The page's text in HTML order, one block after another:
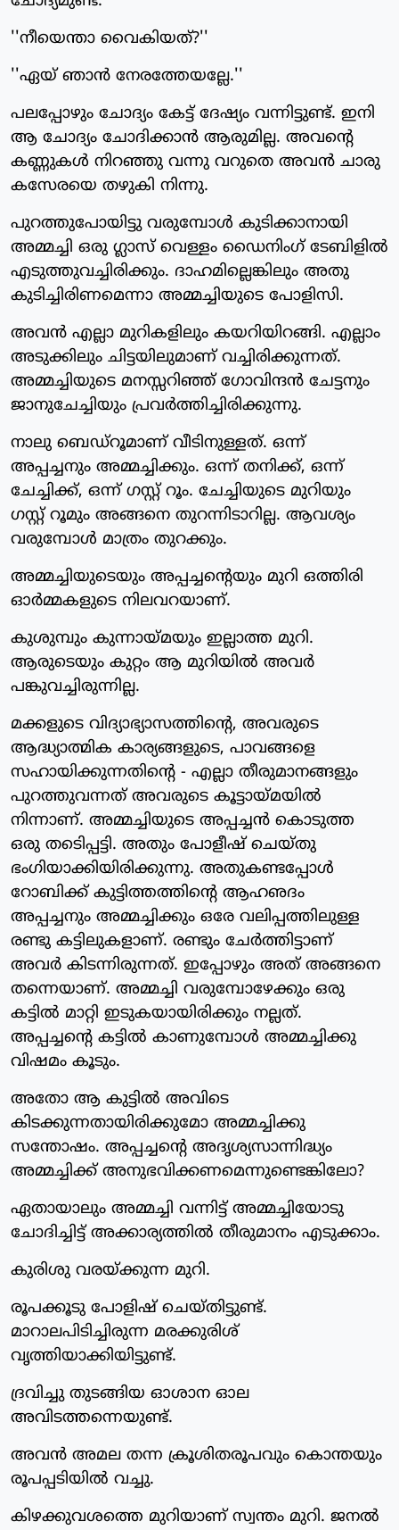
''നീയെന്താ വൈകിയത്?''
''ഏയ് ഞാന്‍ നേരത്തേയല്ലേ.''
പലപ്പോഴും ചോദ്യം കേട്ട് ദേഷ്യം വന്നിട്ടുണ്ട്. ഇനി
ആ ചോദ്യം ചോദിക്കാന്‍ ആരുമില്ല. അവന്റെ
കണ്ണുകള്‍ നിറഞ്ഞു വന്നു വറുതെ അവന്‍ ചാരു
കസേരയെ തഴുകി നിന്നു.
പുറത്തുപോയിട്ടു വരുമ്പോള്‍ കുടിക്കാനായി
അമ്മച്ചി ഒരു ഗ്ലാസ് വെള്ളം ഡൈനിംഗ് ടേബിളില്‍
എടുത്തുവച്ചിരിക്കും. ദാഹമില്ലെങ്കിലും അതു
കുടിച്ചിരിണമെന്നാ അമ്മച്ചിയുടെ പോളിസി.
അവന്‍ എല്ലാ മുറികളിലും കയറിയിറങ്ങി. എല്ലാം
അടുക്കിലും ചിട്ടയിലുമാണ് വച്ചിരിക്കുന്നത്.
അമ്മച്ചിയുടെ മനസ്സറിഞ്ഞ് ഗോവിന്ദന്‍ ചേട്ടനും
ജാനുചേച്ചിയും പ്രവര്‍ത്തിച്ചിരിക്കുന്നു.
നാലു ബെഡ്‌റൂമാണ് വീടിനുള്ളത്. ഒന്ന്
അപ്പച്ചനും അമ്മച്ചിക്കും. ഒന്ന് തനിക്ക്, ഒന്ന്
ചേച്ചിക്ക്, ഒന്ന് ഗസ്റ്റ് റൂം. ചേച്ചിയുടെ മുറിയും
ഗസ്റ്റ് റൂമും അങ്ങനെ തുറന്നിടാറില്ല. ആവശ്യം
വരുമ്പോള്‍ മാത്രം തുറക്കും.
അമ്മച്ചിയുടെയും അപ്പച്ചന്റെയും മുറി ഒത്തിരി
ഓര്‍മ്മകളുടെ നിലവറയാണ്.
കുശുമ്പും കുന്നായ്മയും ഇല്ലാത്ത മുറി.
ആരുടെയും കുറ്റം ആ മുറിയില്‍ അവര്‍
പങ്കുവച്ചിരുന്നില്ല.
മക്കളുടെ വിദ്യാഭ്യാസത്തിന്റെ, അവരുടെ
ആദ്ധ്യാത്മിക കാര്യങ്ങളുടെ, പാവങ്ങളെ
സഹായിക്കുന്നതിന്റെ - എല്ലാ തീരുമാനങ്ങളും
പുറത്തുവന്നത് അവരുടെ കൂട്ടായ്മയില്‍
നിന്നാണ്. അമ്മച്ചിയുടെ അപ്പച്ചന്‍ കൊടുത്ത
ഒരു തടിെപ്പട്ടി. അതും പോളീഷ് ചെയ്തു
ഭംഗിയാക്കിയിരിക്കുന്നു. അതുകണ്ടപ്പോള്‍
റോബിക്ക് കുട്ടിത്തത്തിന്റെ ആഹഌദം
അപ്പച്ചനും അമ്മച്ചിക്കും ഒരേ വലിപ്പത്തിലുള്ള
രണ്ടു കട്ടിലുകളാണ്. രണ്ടും ചേര്‍ത്തിട്ടാണ്
അവര്‍ കിടന്നിരുന്നത്. ഇപ്പോഴും അത് അങ്ങനെ
തന്നെയാണ്. അമ്മച്ചി വരുമ്പോഴേക്കും ഒരു
കട്ടില്‍ മാറ്റി ഇടുകയായിരിക്കും നല്ലത്.
അപ്പച്ചന്റെ കട്ടില്‍ കാണുമ്പോള്‍ അമ്മച്ചിക്കു
വിഷമം കൂടും.
അതോ ആ കുട്ടില്‍ അവിടെ
കിടക്കുന്നതായിരിക്കുമോ അമ്മച്ചിക്കു
സന്തോഷം. അപ്പച്ചന്റെ അദൃശ്യസാന്നിദ്ധ്യം
അമ്മച്ചിക്ക് അനുഭവിക്കണമെന്നുണ്ടെങ്കിലോ?
ഏതായാലും അമ്മച്ചി വന്നിട്ട് അമ്മച്ചിയോടു
ചോദിച്ചിട്ട് അക്കാര്യത്തില്‍ തീരുമാനം എടുക്കാം.
കുരിശു വരയ്ക്കുന്ന മുറി.
രൂപക്കൂടു പോളിഷ് ചെയ്തിട്ടുണ്ട്.
മാറാലപിടിച്ചിരുന്ന മരക്കുരിശ്
വൃത്തിയാക്കിയിട്ടുണ്ട്.
ദ്രവിച്ചു തുടങ്ങിയ ഓശാന ഓല
അവിടത്തന്നെയുണ്ട്.
അവന്‍ അമല തന്ന ക്രൂശിതരൂപവും കൊന്തയും
രൂപപ്പടിയില്‍ വച്ചു.
കിഴക്കുവശത്തെ മുറിയാണ് സ്വന്തം മുറി. ജനല്‍